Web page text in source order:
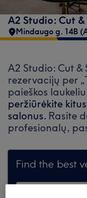
A2 Studio: Cut &
Mindaugo g. 14B
A2 Studio: Cut &
rezervacijų per
paieškos
peržiūrėkite
salonus. Rasite
profesionalų,
Find the best